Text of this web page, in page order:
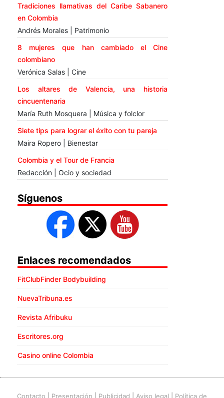
Tradiciones llamativas del Caribe Sabanero
en Colombia
Andrés Morales | Patrimonio
8 mujeres que han cambiado el Cine
colombiano
Verónica Salas | Cine
Los altares de Valencia, una historia
cincuentenaria
María Ruth Mosquera | Música y folclor
Siete tips para lograr el éxito con tu pareja
Maira Ropero | Bienestar
Colombia y el Tour de Francia
Redacción | Ocio y sociedad
Síguenos
Enlaces recomendados
FitClubFinder Bodybuilding
NuevaTribuna.es
Revista Afribuku
Escritores.org
Casino online Colombia
Contacto Presentación Publicidad Aviso legal Política de